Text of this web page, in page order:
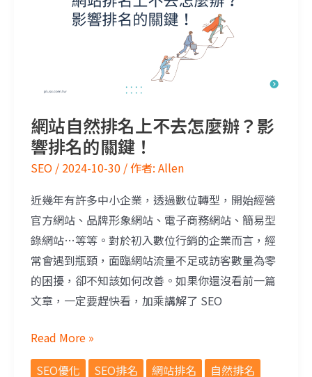
網站自然排名上不去怎麼辦？影
響排名的關鍵！
SEO / 2024-10-30 / 作者: Allen
近幾年有許多中小企業，透過數位轉型，開始經營
官方網站、品牌形象網站、電子商務網站、簡易型
錄網站…等等。對於初入數位行銷的企業而言，經
常會遇到瓶頸，面臨網站流量不足或訪客數量為零
的困擾，卻不知該如何改善。如果你還沒看前一篇
文章，一定要趕快看，加乘講解了 SEO
Read More »
SEO優化
SEO排名 網站排名 自然排名